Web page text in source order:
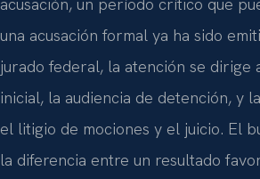
una acusación formal ya ha sido
jurado federal, la atención se dirige
inicial, la audiencia de detención, y
el litigio de mociones y el juicio. El
la diferencia entre un resultado